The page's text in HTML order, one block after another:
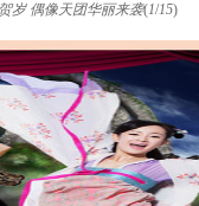
岁 偶像天团华丽来袭(1/15)